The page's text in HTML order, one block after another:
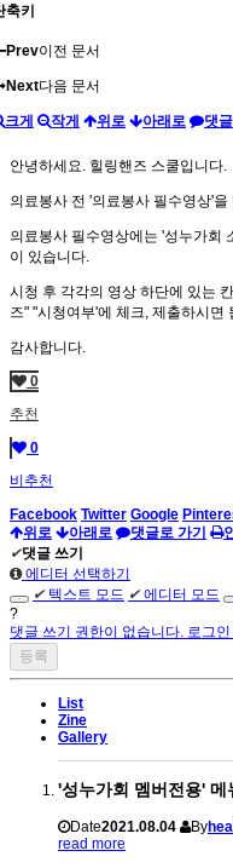
축키
Prev이전 문서
Next다음 문서
크게 작게 위로 아래로 댓
안녕하세요. 힐링핸즈 스쿨입니다.
의료봉사 전 '의료봉사 필수영상'
의료봉사 필수영상에는 '성누가회
이 있습니다.
시청 후 각각의 영상 하단에 있는
즈" "시청여부'에 체크, 제출하시면
감사합니다.
0
추천
0
비추천
Facebook Twitter Google
위로
아래로 댓글로 가기
✔댓글 쓰기
에디터 선택하기
✔ 텍스트 모드 ✔에디터 모드
?
댓글 쓰기 권한이 없습니다. 로그
List
Zine
Gallery
'성누가회 멤버전용' 메
Date2021.08.04 By
read more